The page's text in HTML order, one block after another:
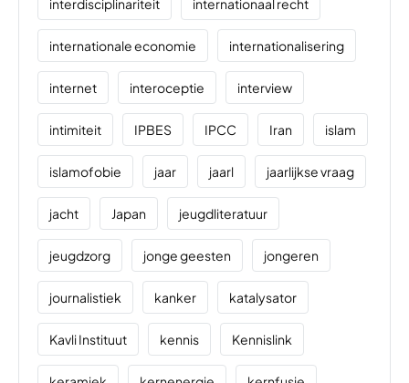
interdisciplinariteit internationaal recht
internationale economie internationalisering
internet interoceptie interview
intimiteit IPBES IPCC Iran islam
islamofobie jaar jaarl jaarlijkse vraag
jacht Japan jeugdliteratuur
jeugdzorg jonge geesten jongeren
journalistiek kanker katalysator
Kavli Instituut kennis Kennislink